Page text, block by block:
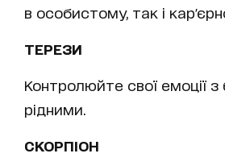
в особистому, так і
ТЕРЕЗИ
Контролюйте свої емоції
рідними.
СКОРПІОН